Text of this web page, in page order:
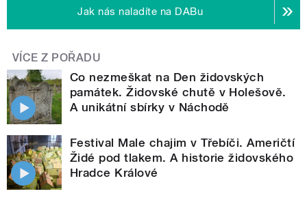
Jak nás naladíte na DABu
VÍCE Z POŘADU
Co nezmeškat na Den židovských
památek. Židovské chutě v Holešově.
A unikátní sbírky v Náchodě
Festival Male chajim v Třebíči. Američtí
Židé pod tlakem. A historie židovského
Hradce Králové